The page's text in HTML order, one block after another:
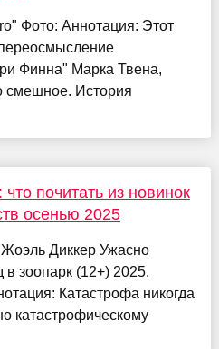
Фото: Аннотация: Этот
Финна" Марка Твена,
смешное. История
почитать из новинок
осенью 2025
Диккер Ужасно
в зоопарк (12+) 2025.
Катастрофа никогда
катастрофическому